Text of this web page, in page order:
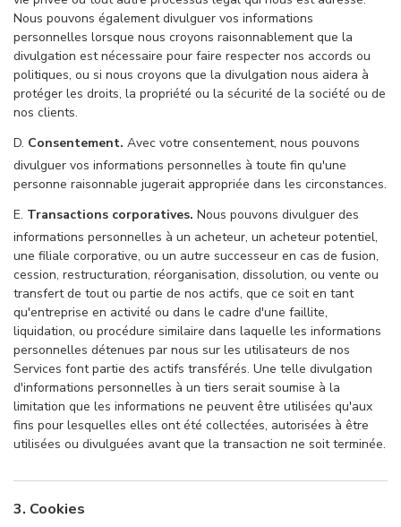
Nous pouvons également divulguer vos informations
personnelles lorsque nous croyons raisonnablement que la
divulgation est nécessaire pour faire respecter nos accords ou
politiques, ou si nous croyons que la divulgation nous aidera à
protéger les droits, la propriété ou la sécurité de la société ou de
nos clients.
D. Consentement. Avec votre consentement, nous pouvons
divulguer vos informations personnelles à toute fin qu'une
personne raisonnable jugerait appropriée dans les circonstances.
E. Transactions corporatives. Nous pouvons divulguer des
informations personnelles à un acheteur, un acheteur potentiel,
une filiale corporative, ou un autre successeur en cas de fusion,
cession, restructuration, réorganisation, dissolution, ou vente ou
transfert de tout ou partie de nos actifs, que ce soit en tant
qu'entreprise en activité ou dans le cadre d'une faillite,
liquidation, ou procédure similaire dans laquelle les informations
personnelles détenues par nous sur les utilisateurs de nos
Services font partie des actifs transférés. Une telle divulgation
d'informations personnelles à un tiers serait soumise à la
limitation que les informations ne peuvent être utilisées qu'aux
fins pour lesquelles elles ont été collectées, autorisées à être
utilisées ou divulguées avant que la transaction ne soit terminée.
3. Cookies